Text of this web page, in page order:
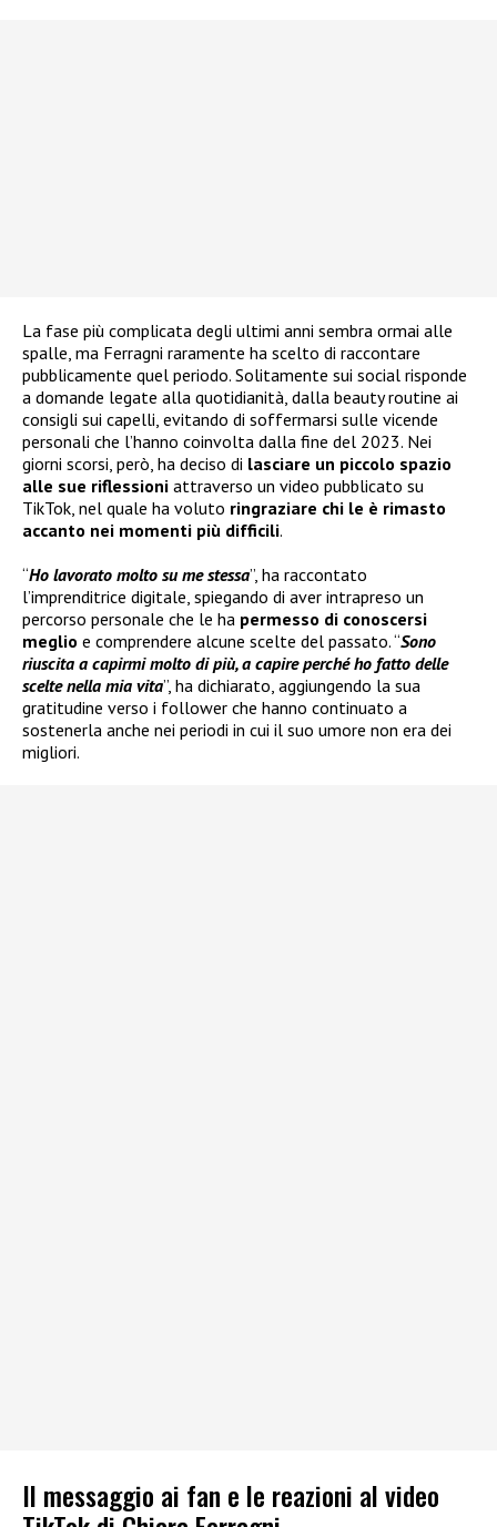
La fase più complicata degli ultimi anni sembra ormai alle
spalle, ma Ferragni raramente ha scelto di raccontare
pubblicamente quel periodo. Solitamente sui social risponde
a domande legate alla quotidianità, dalla beauty routine ai
consigli sui capelli, evitando di soffermarsi sulle vicende
personali che l’hanno coinvolta dalla fine del 2023. Nei
giorni scorsi, però, ha deciso di lasciare un piccolo spazio
alle sue riflessioni attraverso un video pubblicato su
TikTok, nel quale ha voluto ringraziare chi le è rimasto
accanto nei momenti più difficili.
“Ho lavorato molto su me stessa”, ha raccontato
l’imprenditrice digitale, spiegando di aver intrapreso un
percorso personale che le ha permesso di conoscersi
meglio e comprendere alcune scelte del passato. “Sono
riuscita a capirmi molto di più, a capire perché ho fatto delle
scelte nella mia vita”, ha dichiarato, aggiungendo la sua
gratitudine verso i follower che hanno continuato a
sostenerla anche nei periodi in cui il suo umore non era dei
migliori.
Il messaggio ai fan e le reazioni al video